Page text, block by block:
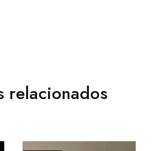
relacionados